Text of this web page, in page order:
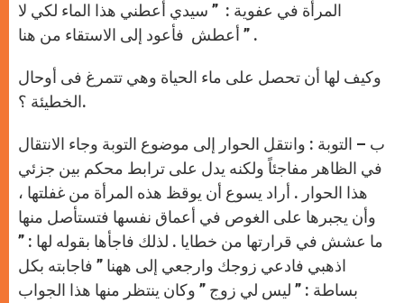
المرأة في عفوية : ” سيدي أعطني هذا الماء لكي لا
أعطش فأعود إلى الاستقاء من هنا ” .
وكيف لها أن تحصل على ماء الحياة وهي تتمرغ فى أوحال
الخطيئة ؟.
ب – التوبة : وانتقل الحوار إلى موضوع التوبة وجاء الانتقال
في الظاهر مفاجئاً ولكنه يدل على ترابط محكم بين جزئي
هذا الحوار . أراد يسوع أن يوقظ هذه المرأة من غفلتها ،
وأن يجبرها على الغوص في أعماق نفسها فتستأصل منها
ما عشش في قرارتها من خطايا . لذلك فاجأها بقوله لها : ”
اذهبي فادعي زوجك وارجعي إلى ههنا ” فاجابته بكل
بساطة : ” ليس لي زوج ” وكان ينتظر منها هذا الجواب